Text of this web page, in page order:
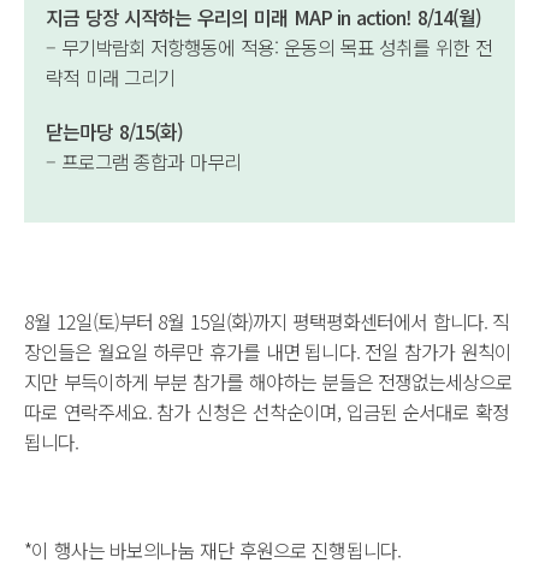
지금 당장 시작하는 우리의 미래 MAP in action! 8/14(월)
– 무기박람회 저항행동에 적용: 운동의 목표 성취를 위한 전
략적 미래 그리기
닫는마당 8/15(화)
– 프로그램 종합과 마무리
8월 12일(토)부터 8월 15일(화)까지 평택평화센터에서 합니다. 직
장인들은 월요일 하루만 휴가를 내면 됩니다. 전일 참가가 원칙이
지만 부득이하게 부분 참가를 해야하는 분들은 전쟁없는세상으로
따로 연락주세요. 참가 신청은 선착순이며, 입금된 순서대로 확정
됩니다.
*이 행사는 바보의나눔 재단 후원으로 진행됩니다.